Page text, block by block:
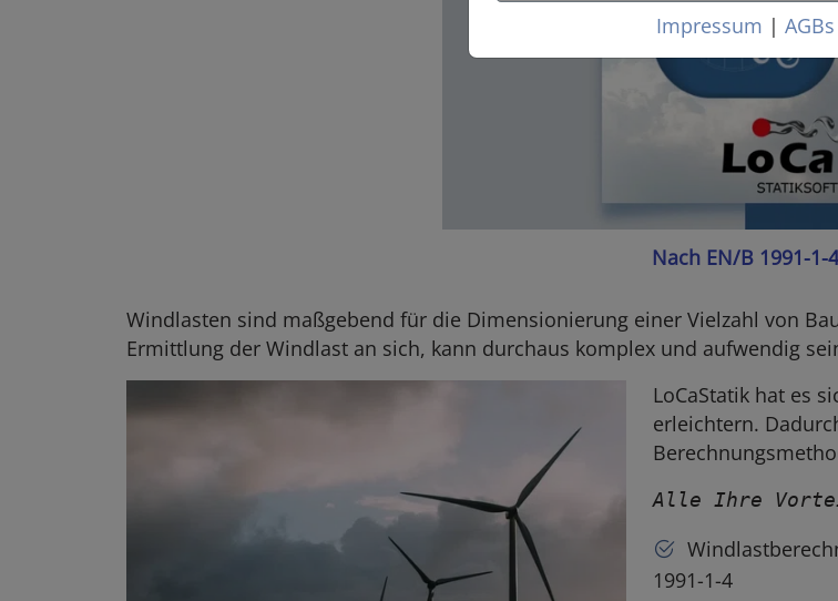
Nach EN/B 1991-1-4
Windlasten sind maßgebend für die Dimensionierung einer Vielzahl von
Ermittlung der Windlast an sich, kann durchaus komplex und aufwendig
LoCaStatik hat es
erleichtern.
Alle Ihre
1991-1-4
Impressum | AGBs